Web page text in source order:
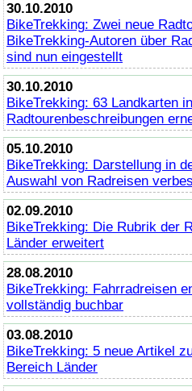
30.10.2010
BikeTrekking: Zwei neue
BikeTrekking-Autoren über
sind nun eingestellt
30.10.2010
BikeTrekking: 63 Landkarten
Radtourenbeschreibungen
05.10.2010
BikeTrekking: Darstellung in
Auswahl von Radreisen
02.09.2010
BikeTrekking: Die Rubrik der
Länder erweitert
28.08.2010
BikeTrekking: Fahrradreisen
vollständig buchbar
03.08.2010
BikeTrekking: 5 neue Artikel
Bereich Länder